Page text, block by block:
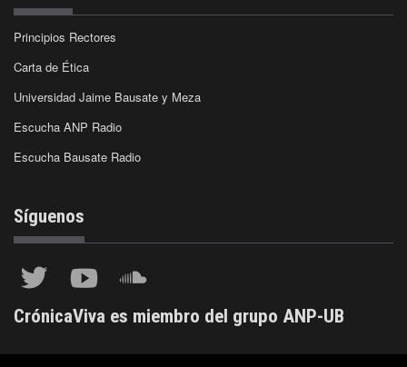
Principios Rectores
Carta de Ética
Universidad Jaime Bausate y Meza
Escucha ANP Radio
Escucha Bausate Radio
Síguenos
CrónicaViva es miembro del grupo ANP-UB